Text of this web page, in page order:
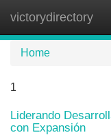
victorydirectory
Home
1
Liderando
con Expansión